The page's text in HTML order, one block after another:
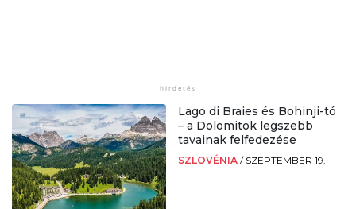
Lago di Braies és Bohinji-tó
– a Dolomitok legszebb
tavainak felfedezése
SZLOVÉNIA / SZEPTEMBER 19.